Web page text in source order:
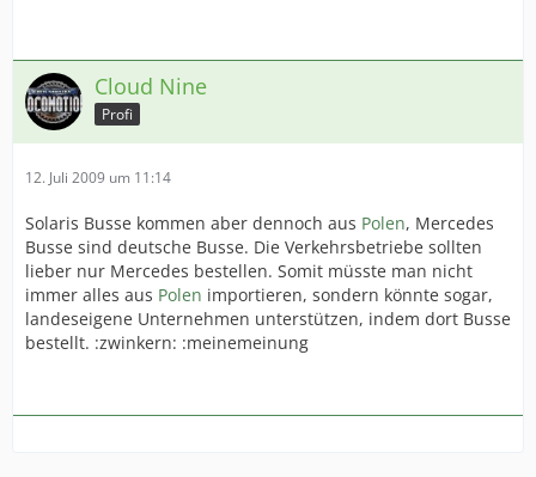
Cloud Nine
Profi
12. Juli 2009 um 11:14
Solaris Busse kommen aber dennoch aus Polen, Mercedes
Busse sind deutsche Busse. Die Verkehrsbetriebe sollten
lieber nur Mercedes bestellen. Somit müsste man nicht
immer alles aus Polen importieren, sondern könnte sogar,
landeseigene Unternehmen unterstützen, indem dort Busse
bestellt. :zwinkern: :meinemeinung